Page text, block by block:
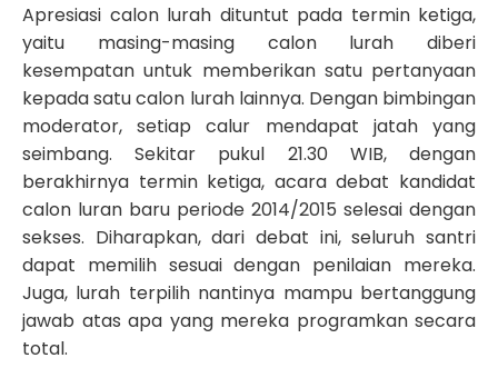
Apresiasi calon lurah dituntut pada termin ketiga,
yaitu masing-masing calon lurah diberi
kesempatan untuk memberikan satu pertanyaan
kepada satu calon lurah lainnya. Dengan bimbingan
moderator, setiap calur mendapat jatah yang
seimbang. Sekitar pukul 21.30 WIB, dengan
berakhirnya termin ketiga, acara debat kandidat
calon luran baru periode 2014/2015 selesai dengan
sekses. Diharapkan, dari debat ini, seluruh santri
dapat memilih sesuai dengan penilaian mereka.
Juga, lurah terpilih nantinya mampu bertanggung
jawab atas apa yang mereka programkan secara
total.